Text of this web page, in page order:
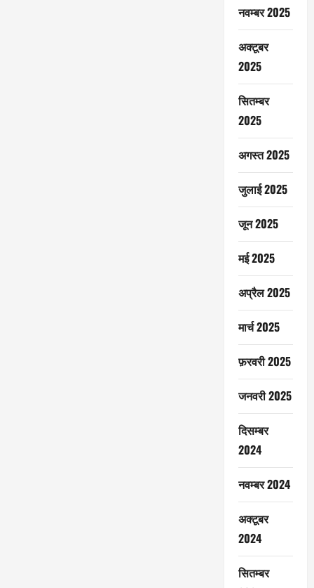
नवम्बर 2025
अक्टूबर
2025
सितम्बर
2025
अगस्त 2025
जुलाई 2025
जून 2025
मई 2025
अप्रैल 2025
मार्च 2025
फ़रवरी 2025
जनवरी 2025
दिसम्बर
2024
नवम्बर 2024
अक्टूबर
2024
सितम्बर